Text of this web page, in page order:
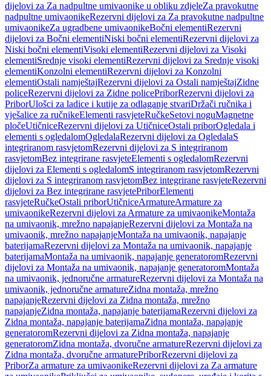
dijelovi za Za nadpultne umivaonike u obliku zdjeleZa pravokutne
nadpultne umivaonikeRezervni dijelovi za Za pravokutne nadpultne
umivaonikeZa ugradbene umivaonikeBočni elementiRezervni
dijelovi za Bočni elementiNiski bočni elementiRezervni dijelovi za
Niski bočni elementiVisoki elementiRezervni dijelovi za Visoki
elementiSrednje visoki elementiRezervni dijelovi za Srednje visoki
elementiKonzolni elementiRezervni dijelovi za Konzolni
elementiOstali namještajRezervni dijelovi za Ostali namještajZidne
policeRezervni dijelovi za Zidne policePriborRezervni dijelovi za
PriborUlošci za ladice i kutije za odlaganje stvariDržači ručnika i
vješalice za ručnikeElementi rasvjeteRučkeSetovi noguMagnetne
pločeUtičniceRezervni dijelovi za UtičniceOstali priborOgledala i
elementi s ogledalomOgledalaRezervni dijelovi za OgledalaS
integriranom rasvjetomRezervni dijelovi za S integriranom
rasvjetomBez integrirane rasvjeteElementi s ogledalomRezervni
dijelovi za Elementi s ogledalomS integriranom rasvjetomRezervni
dijelovi za S integriranom rasvjetomBez integrirane rasvjeteRezervni
dijelovi za Bez integrirane rasvjetePriborElementi
rasvjeteRučkeOstali priborUtičniceArmatureArmature za
umivaonikeRezervni dijelovi za Armature za umivaonikeMontaža
na umivaonik, mrežno napajanjeRezervni dijelovi za Montaža na
umivaonik, mrežno napajanjeMontaža na umivaonik, napajanje
baterijamaRezervni dijelovi za Montaža na umivaonik, napajanje
baterijamaMontaža na umivaonik, napajanje generatoromRezervni
dijelovi za Montaža na umivaonik, napajanje generatoromMontaža
na umivaonik, jednoručne armatureRezervni dijelovi za Montaža na
umivaonik, jednoručne armatureZidna montaža, mrežno
napajanjeRezervni dijelovi za Zidna montaža, mrežno
napajanjeZidna montaža, napajanje baterijamaRezervni dijelovi za
Zidna montaža, napajanje baterijamaZidna montaža, napajanje
generatoromRezervni dijelovi za Zidna montaža, napajanje
generatoromZidna montaža, dvoručne armatureRezervni dijelovi za
Zidna montaža, dvoručne armaturePriborRezervni dijelovi za
PriborZa armature za umivaonikeRezervni dijelovi za Za armature